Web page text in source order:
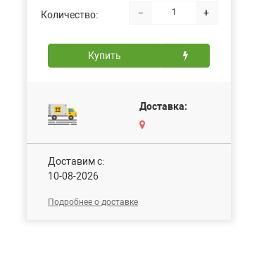
Количество: − +
Купить
Доставка:
Доставим c:
10-08-2026
Подробнее о доставке